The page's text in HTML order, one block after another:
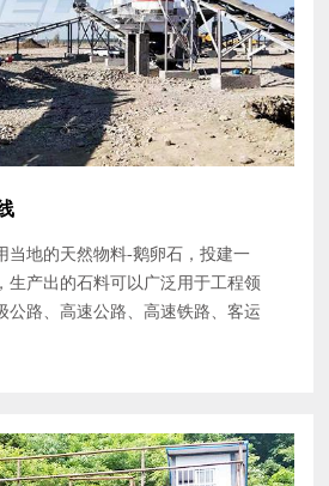
当地的天然物料-鹅卵石，投建一
生产出的石料可以广泛用于工程领
公路、高速公路、高速铁路、客运